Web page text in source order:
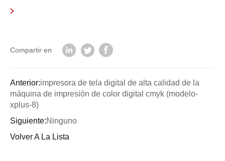
Compartir en
Anterior:impresora de tela digital de alta calidad de la
máquina de impresión de color digital cmyk (modelo-
xplus-8)
Siguiente:Ninguno
Volver A La Lista